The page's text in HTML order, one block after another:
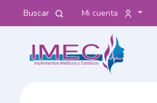
Buscar Mi cuenta